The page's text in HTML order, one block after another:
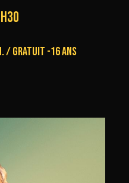
/ Gratuit -16 ans